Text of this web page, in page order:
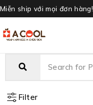
Miễn ship với mọi đơn hàng!
Filter